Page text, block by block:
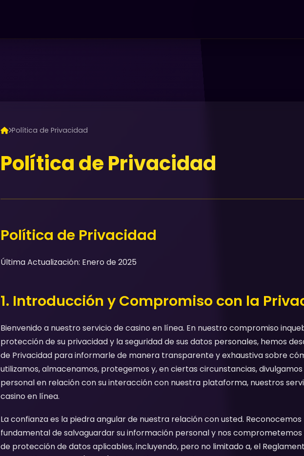
Política de Privacidad
Política de Privacidad
Política de Privacidad
Última Actualización: Enero de 2025
1. Introducción y Compromiso con la
Bienvenido a nuestro servicio de casino en línea. En nuestro compromiso
protección de su privacidad y la seguridad de sus datos personales, hemos
de Privacidad para informarle de manera transparente y exhaustiva sobre
utilizamos, almacenamos, protegemos y, en ciertas circunstancias,
personal en relación con su interacción con nuestra plataforma, nuestros
casino en línea.
La confianza es la piedra angular de nuestra relación con usted.
fundamental de salvaguardar su información personal y nos
de protección de datos aplicables, incluyendo, pero no limitado a, el